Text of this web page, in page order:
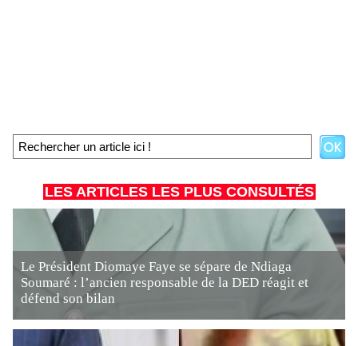
LES ARTICLES LES PLUS CONSULTÉS
Le Président Diomaye Faye se sépare de Ndiaga
Soumaré : l’ancien responsable de la DED réagit et
défend son bilan